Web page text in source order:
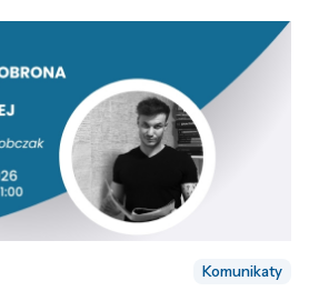
Komunikaty